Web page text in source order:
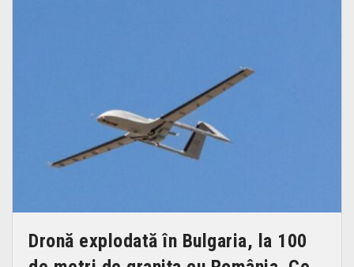
Dronă explodată în Bulgaria, la 100